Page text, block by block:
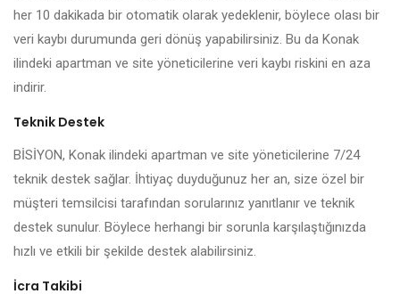
her 10 dakikada bir otomatik olarak yedeklenir, böylece olası bir
veri kaybı durumunda geri dönüş yapabilirsiniz. Bu da Konak
ilindeki apartman ve site yöneticilerine veri kaybı riskini en aza
indirir.
Teknik Destek
BİSİYON, Konak ilindeki apartman ve site yöneticilerine 7/24
teknik destek sağlar. İhtiyaç duyduğunuz her an, size özel bir
müşteri temsilcisi tarafından sorularınız yanıtlanır ve teknik
destek sunulur. Böylece herhangi bir sorunla karşılaştığınızda
hızlı ve etkili bir şekilde destek alabilirsiniz.
İcra Takibi